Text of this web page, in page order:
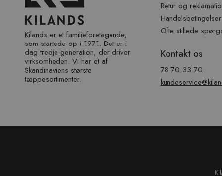
Kilands er et familieforetagende,
som startede op i 1971. Det er i
dag tredje generation, der driver
virksomheden. Vi har et af ​​
Skandinaviens største
tæppesortimenter.
Retur og
Handelsbetingelser
Ofte stillede
Kontakt os
78 70 33 70